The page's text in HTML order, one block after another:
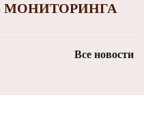
МОНИТОРИНГА
Все новости